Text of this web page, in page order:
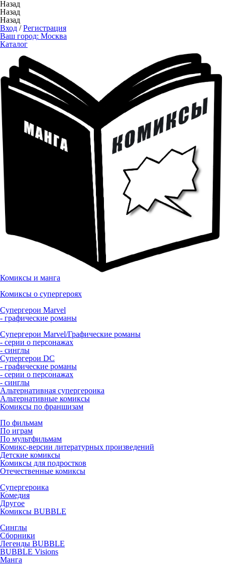
Назад
Назад
Назад
Вход /Регистрация
Ваш город: Москва
Каталог
Комиксы и манга
Комиксы о супергероях
Супергерои Marvel
- графические романы
Супергерои Marvel/Графические романы
- серии о персонажах
- синглы
Супергерои DC
- графические романы
- серии о персонажах
- синглы
Альтернативная супергероика
Альтернативные комиксы
Комиксы по франшизам
По фильмам
По играм
По мультфильмам
Комикс-версии литературных произведений
Детские комиксы
Комиксы для подростков
Отечественные комиксы
Супергероика
Комедия
Другое
Комиксы BUBBLE
Синглы
Сборники
Легенды BUBBLE
BUBBLE Visions
Манга